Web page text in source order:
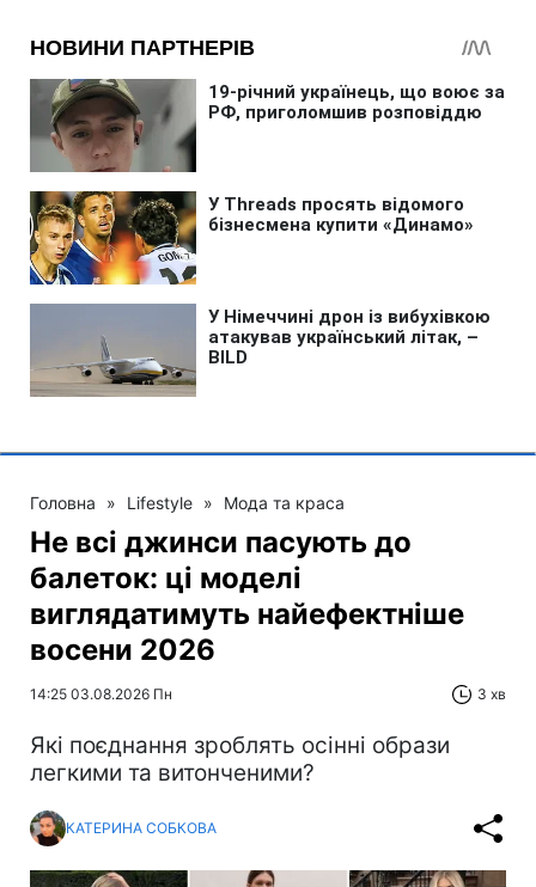
Головна » Lifestyle » Мода та краса
Не всі джинси пасують до
балеток: ці моделі
виглядатимуть найефектніше
восени 2026
14:25 03.08.2026 Пн 3 хв
Які поєднання зроблять осінні образи
легкими та витонченими?
КАТЕРИНА СОБКОВА